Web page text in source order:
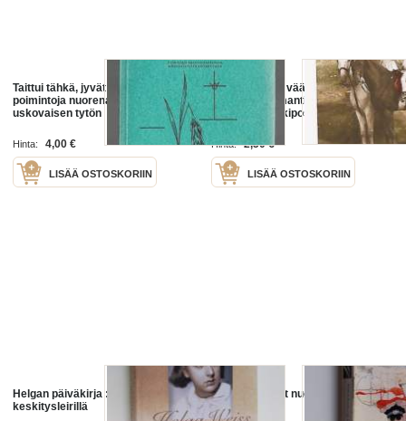
Taittui tähkä, jyvät jäivät :
poimintoja nuorena nukkuneen,
uskovaisen tytön
päiväkirjastaKirjaKoivusaari,
Terttu
Hinta: 4,00 €
LISÄÄ OSTOSKORIIN
Nuorena vitsa väännettävä -vanha
postikortti romantiikkapostikortti
kulkenut nyrkkipostissa
Hinta: 2,50 €
LISÄÄ OSTOSKORIIN
Helgan päiväkirja : nuorena tyttönä
keskitysleirillä
Pahat kuolevat nuorena